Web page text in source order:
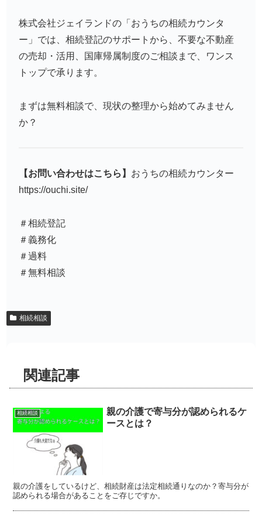
株式会社ジェイランドの「おうちの相続カウンタ
ー」では、相続登記のサポートから、不要な不動産
の売却・活用、国庫帰属制度のご相談まで、ワンス
トップで承ります。
まずは無料相談で、現状の整理から始めてみません
か？
【お問い合わせはこちら】 おうちの相続カウンター
https://ouchi.site/
＃相続登記
＃義務化
＃過料
＃無料相談
相続相談
関連記事
相続相談
親の介護で寄与分が認められるケ
ースとは？
親の介護をしているけど、相続財産は法定相続通りなのか？寄与分が
認められる場合があることをご存じですか。